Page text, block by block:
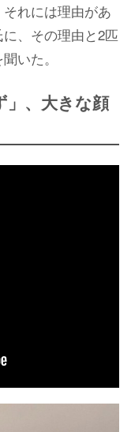
れには理由があ
、その理由と2匹
いた。
」、大きな顔